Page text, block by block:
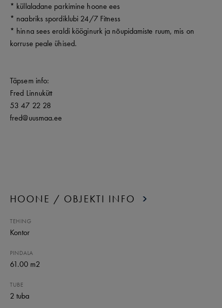
* küllaladane parkimine hoone ees
* naabriks spordiklubi 24/7 Fitness
* hinna sees eraldi kööginurk ja nõupidamiste ruum, mis on
korruse peale ühised.
Täpsem info:
Fred Linnukütt
53 47 22 28
fred@uusmaa.ee
HOONE / OBJEKTI INFO
TEHING
Kontor
PINDALA
61.00 m2
TUBE
2 tuba